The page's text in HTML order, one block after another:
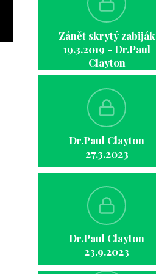
Zánět skrytý zabiják
19.3.2019 - Dr.Paul
Clayton
Dr.Paul Clayton
27.3.2023
Dr.Paul Clayton
23.9.2023